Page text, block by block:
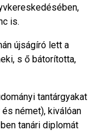
is.
újságíró lett a
s ő bátorította,
tantárgyakat
német), kiválóan
tanári diplomát